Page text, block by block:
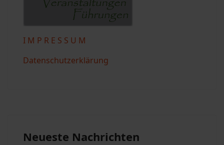
I M P R E S S U M
Datenschutzerklärung
Neueste Nachrichten